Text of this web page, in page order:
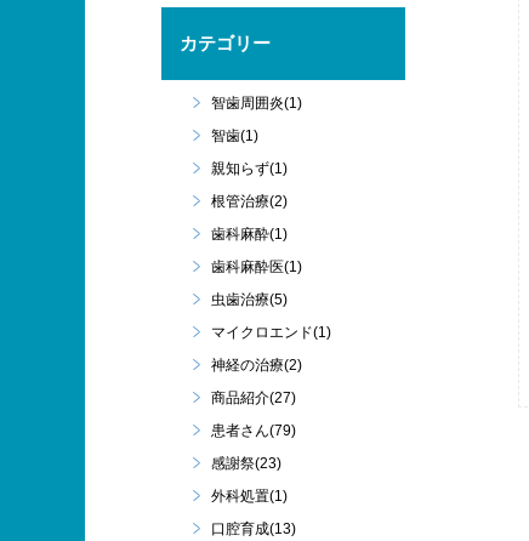
カテゴリー
智歯周囲炎(1)
智歯(1)
親知らず(1)
根管治療(2)
歯科麻酔(1)
歯科麻酔医(1)
虫歯治療(5)
マイクロエンド(1)
神経の治療(2)
商品紹介(27)
患者さん(79)
感謝祭(23)
外科処置(1)
口腔育成(13)